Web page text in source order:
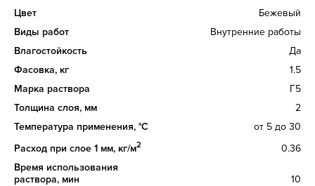
Цвет
Бежевый
Виды работ
Внутренние работы
Влагостойкость
Да
Фасовка, кг
1.5
Марка раствора
Г5
Толщина слоя, мм
2
Температура применения, °C
от 5 до 30
Расход при слое 1 мм, кг/м2
0.36
Время использования
раствора, мин
10